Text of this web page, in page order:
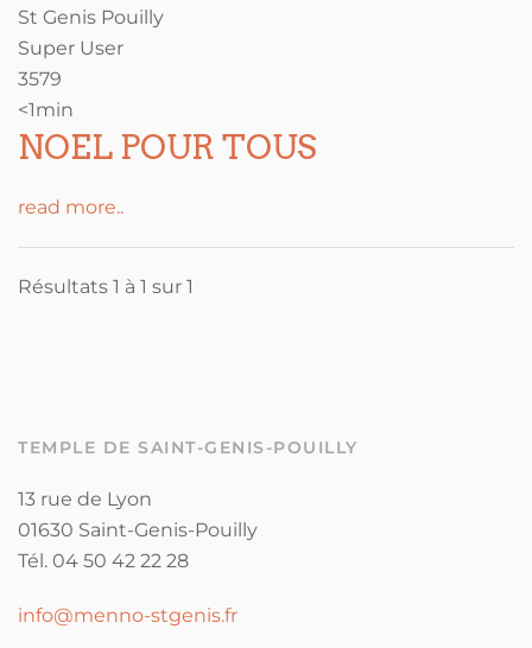
St Genis Pouilly
Super User
3579
<1min
NOEL POUR TOUS
read more..
Résultats 1 à 1 sur 1
TEMPLE DE SAINT-GENIS-POUILLY
13 rue de Lyon
01630 Saint-Genis-Pouilly
Tél. 04 50 42 22 28
info@menno-stgenis.fr